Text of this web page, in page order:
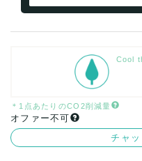
Cool
＊1点あたりのCO2削減量
オファー不可
チャ